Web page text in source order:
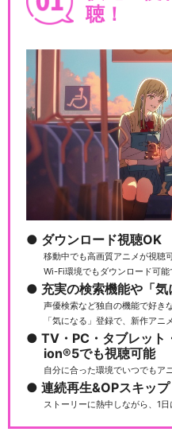
聴！
ダウンロード視聴OK
移動中でも高画質アニメが視聴
Wi-Fi環境でもダウンロード可
充実の検索機能や「
声優検索など独自の機能で好き
「気になる」登録で、新作ア
TV・PC・タブレッ
ion®5でも視聴可能
自分に合った環境でいつでもア
連続再生&OPスキッ
ストーリーに熱中しながら、1